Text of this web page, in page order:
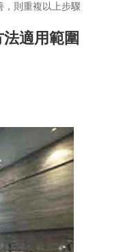
，則重複以上步驟
適用範圍